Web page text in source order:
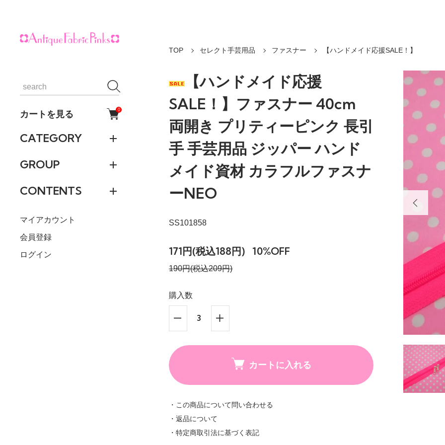
カートを見る 0
CATEGORY
GROUP
CONTENTS
マイアカウント
会員登録
ログイン
TOP セレクト手芸用品 ファスナー 【ハンドメイド応援SALE！】
【ハンドメイド応援
SALE！】ファスナー 40cm
両開き プリティーピンク 長引
手 手芸用品 ジッパー ハンド
メイド資材 カラフルファスナ
ーNEO
SS101858
171円(税込188円) 10%OFF
190円(税込209円)
購入数
カートに入れる
・この商品について問い合わせる
・返品について
・特定商取引法に基づく表記